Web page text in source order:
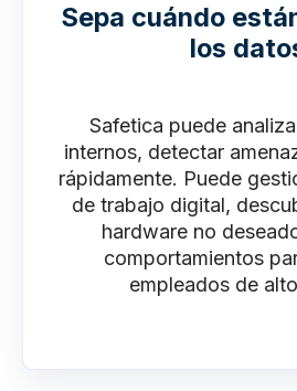
Sepa cuándo
los
Safetica puede
internos, detectar
rápidamente. Puede
de trabajo digital,
hardware no
comportamientos
empleados de